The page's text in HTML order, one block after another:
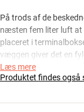
På trods af de
næsten fem liter luft at
placeret i
væggen giver det en
aldrig ville have
bas/mellemtone-
Læs mere
Produktet findes også